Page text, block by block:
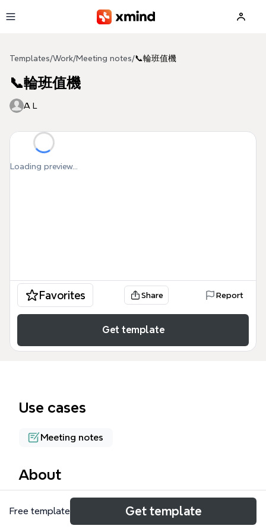
Templates/Work/Meeting notes/📞輪班值機
📞輪班值機
A L
Loading preview...
Favorites Share Report
Get template
Use cases
Meeting notes
About
「輪班值機」模板專為資訊安全監控中心（SOC）與
網路維運團隊設計，涵蓋客戶名單確認、問題紀錄、產
Free template Get template